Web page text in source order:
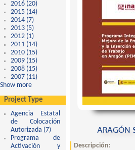
ARAGÓN
Descripción:
2016 (20)
2015 (14)
2014 (7)
2013 (5)
2012 (1)
2011 (14)
2010 (15)
2009 (15)
2008 (15)
2007 (11)
Show more
Project Type
Agencia Estatal
de Colocación
Autorizada (7) Apply Agencia Estatal de
Programa de
Activación y